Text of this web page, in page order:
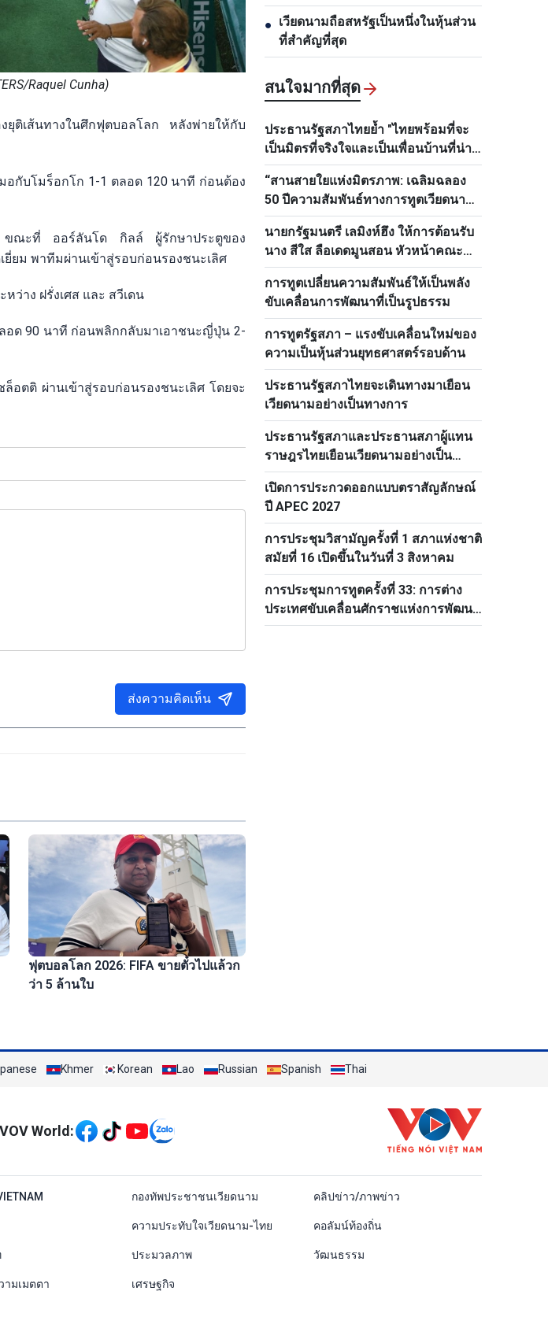
Raquel Cunha)
ติเส้นทางในศึกฟุตบอลโลก หลังพ่ายให้กับ
อกับโมร็อกโก 1-1 ตลอด 120 นาที ก่อนต้อง
ด้ ขณะที่ ออร์ลันโด กิลล์ ผู้รักษาประตูของ
ยี่ยม พาทีมผ่านเข้าสู่รอบก่อนรองชนะเลิศ
ว่าง ฝรั่งเศส และ สวีเดน
อด 90 นาที ก่อนพลิกกลับมาเอาชนะญี่ปุ่น 2-
อตติ ผ่านเข้าสู่รอบก่อนรองชนะเลิศ โดยจะ
ส่งความคิดเห็น
ฟุตบอลโลก 2026: FIFA ขายตั๋วไปแล้วก
ว่า 5 ล้านใบ
พัฒนาใหม่
● เวียดนามถือสหรัฐเป็นหนึ่งในหุ้นส่วน
ที่สำคัญที่สุด
สนใจมากที่สุด
ประธานรัฐสภาไทยย้ำ "ไทยพร้อมที่จะ
เป็นมิตรที่จริงใจและเป็นเพื่อนบ้านที่น่า
ไว้วางใจของเวียดนามเสมอ"
“สานสายใยแห่งมิตรภาพ: เฉลิมฉลอง
50 ปีความสัมพันธ์ทางการทูตเวียดนาม–
ไทย”
นายกรัฐมนตรี เลมิงห์ฮึง ให้การต้อนรับ
นาง สีใส ลือเดดมูนสอน หัวหน้าคณะ
กรรมการด้านบุคลากรส่วนกลางพรรค
ประชาชนปฏิวัติลาว
การทูตเปลี่ยนความสัมพันธ์ให้เป็นพลัง
ขับเคลื่อนการพัฒนาที่เป็นรูปธรรม
การทูตรัฐสภา – แรงขับเคลื่อนใหม่ของ
ความเป็นหุ้นส่วนยุทธศาสตร์รอบด้าน
ประธานรัฐสภาไทยจะเดินทางมาเยือน
เวียดนามอย่างเป็นทางการ
ประธานรัฐสภาและประธานสภาผู้แทน
ราษฎรไทยเยือนเวียดนามอย่างเป็น
ทางการ
เปิดการประกวดออกแบบตราสัญลักษณ์
ปี APEC 2027
การประชุมวิสามัญครั้งที่ 1 สภาแห่งชาติ
สมัยที่ 16 เปิดขึ้นในวันที่ 3 สิงหาคม
การประชุมการทูตครั้งที่ 33: การต่าง
ประเทศขับเคลื่อนศักราชแห่งการพัฒนา
ใหม่
Khmer Korean Lao Russian Spanish Thai
xã hội
World:
footer tiếng Thái
กองทัพประชาชนเวียดนาม คลิปข่าว/ภาพข่าว
ความประทับใจเวียดนาม-ไทย คอลัมน์ท้องถิ่น
ประมวลภาพ วัฒนธรรม
ามเมตตา เศรษฐกิจ